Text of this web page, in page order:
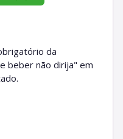
da
beber não dirija" em